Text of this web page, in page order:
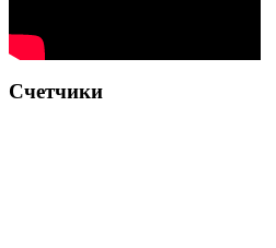
Счетчики